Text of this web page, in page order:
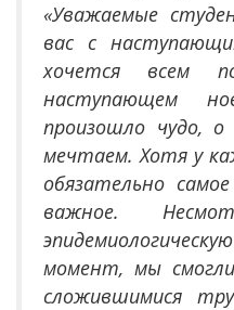
«Уважаемые
вас с
хочется всем
наступающем
произошло чудо,
мечтаем. Хотя у
обязательно
важное.
момент, мы
сложившимися